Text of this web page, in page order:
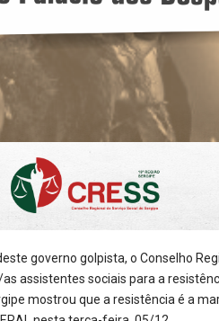
governo golpista, o Conselho
assistentes sociais para a
mostrou que a resistência é a